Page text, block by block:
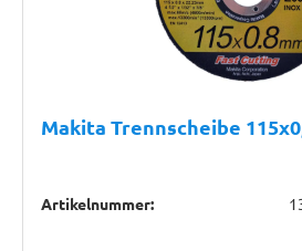
Makita Trennscheibe
Artikelnummer: